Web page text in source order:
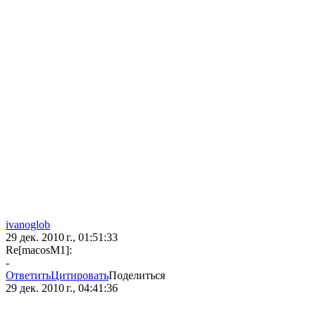
ivanoglob
29 дек. 2010 г., 01:51:33
Re[macosM1]:
-
ОтветитьЦитироватьПоделиться
29 дек. 2010 г., 04:41:36